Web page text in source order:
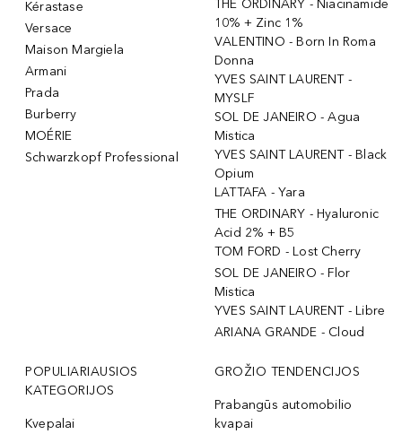
Kérastase
Versace
Maison Margiela
Armani
Prada
Burberry
MOÉRIE
Schwarzkopf Professional
THE ORDINARY - Niacinamide
10% + Zinc 1%
VALENTINO - Born In Roma
Donna
YVES SAINT LAURENT -
MYSLF
SOL DE JANEIRO - Agua
Mistica
YVES SAINT LAURENT - Black
Opium
LATTAFA - Yara
THE ORDINARY - Hyaluronic
Acid 2% + B5
TOM FORD - Lost Cherry
SOL DE JANEIRO - Flor
Mistica
YVES SAINT LAURENT - Libre
ARIANA GRANDE - Cloud
POPULIARIAUSIOS
KATEGORIJOS
Kvepalai
GROŽIO TENDENCIJOS
Prabangūs automobilio
kvapai